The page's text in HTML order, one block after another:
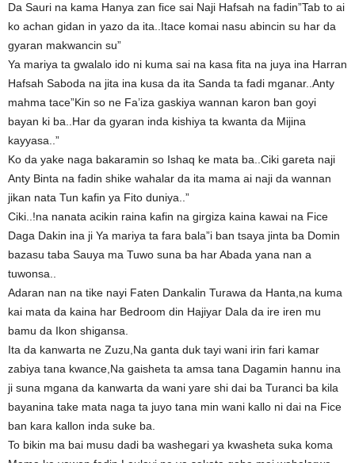
Da Sauri na kama Hanya zan fice sai Naji Hafsah na fadin”Tab to ai
ko achan gidan in yazo da ita..Itace komai nasu abincin su har da
gyaran makwancin su”
Ya mariya ta gwalalo ido ni kuma sai na kasa fita na juya ina Harran
Hafsah Saboda na jita ina kusa da ita Sanda ta fadi mganar..Anty
mahma tace”Kin so ne Fa’iza gaskiya wannan karon ban goyi
bayan ki ba..Har da gyaran inda kishiya ta kwanta da Mijina
kayyasa..”
Ko da yake naga bakaramin so Ishaq ke mata ba..Ciki gareta naji
Anty Binta na fadin shike wahalar da ita mama ai naji da wannan
jikan nata Tun kafin ya Fito duniya..”
Ciki..!na nanata acikin raina kafin na girgiza kaina kawai na Fice
Daga Dakin ina ji Ya mariya ta fara bala”i ban tsaya jinta ba Domin
bazasu taba Sauya ma Tuwo suna ba har Abada yana nan a
tuwonsa..
Adaran nan na tike nayi Faten Dankalin Turawa da Hanta,na kuma
kai mata da kaina har Bedroom din Hajiyar Dala da ire iren mu
bamu da Ikon shigansa.
Ita da kanwarta ne Zuzu,Na ganta duk tayi wani irin fari kamar
zabiya tana kwance,Na gaisheta ta amsa tana Dagamin hannu ina
ji suna mgana da kanwarta da wani yare shi dai ba Turanci ba kila
bayanina take mata naga ta juyo tana min wani kallo ni dai na Fice
ban kara kallon inda suke ba.
To bikin ma bai musu dadi ba washegari ya kwasheta suka koma